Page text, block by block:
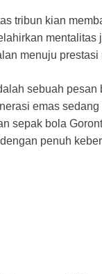
tribun kian
menuju
sebuah
emas
sepak bola
penuh